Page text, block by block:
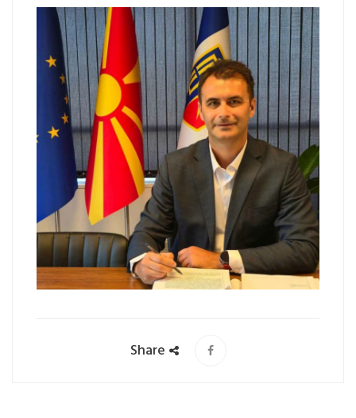
Share